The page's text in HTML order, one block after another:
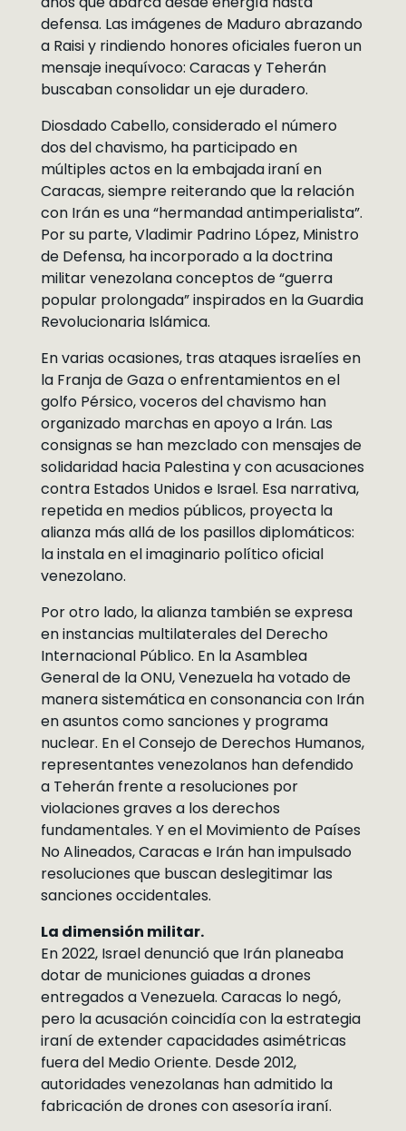
defensa. Las imágenes de Maduro abrazando
a Raisi y rindiendo honores oficiales fueron un
mensaje inequívoco: Caracas y Teherán
buscaban consolidar un eje duradero.
Diosdado Cabello, considerado el número
dos del chavismo, ha participado en
múltiples actos en la embajada iraní en
Caracas, siempre reiterando que la relación
con Irán es una “hermandad antimperialista”.
Por su parte, Vladimir Padrino López, Ministro
de Defensa, ha incorporado a la doctrina
militar venezolana conceptos de “guerra
popular prolongada” inspirados en la Guardia
Revolucionaria Islámica.
En varias ocasiones, tras ataques israelíes en
la Franja de Gaza o enfrentamientos en el
golfo Pérsico, voceros del chavismo han
organizado marchas en apoyo a Irán. Las
consignas se han mezclado con mensajes de
solidaridad hacia Palestina y con acusaciones
contra Estados Unidos e Israel. Esa narrativa,
repetida en medios públicos, proyecta la
alianza más allá de los pasillos diplomáticos:
la instala en el imaginario político oficial
venezolano.
Por otro lado, la alianza también se expresa
en instancias multilaterales del Derecho
Internacional Público. En la Asamblea
General de la ONU, Venezuela ha votado de
manera sistemática en consonancia con Irán
en asuntos como sanciones y programa
nuclear. En el Consejo de Derechos Humanos,
representantes venezolanos han defendido
a Teherán frente a resoluciones por
violaciones graves a los derechos
fundamentales. Y en el Movimiento de Países
No Alineados, Caracas e Irán han impulsado
resoluciones que buscan deslegitimar las
sanciones occidentales.
La dimensión militar.
En 2022, Israel denunció que Irán planeaba
dotar de municiones guiadas a drones
entregados a Venezuela. Caracas lo negó,
pero la acusación coincidía con la estrategia
iraní de extender capacidades asimétricas
fuera del Medio Oriente. Desde 2012,
autoridades venezolanas han admitido la
fabricación de drones con asesoría iraní.